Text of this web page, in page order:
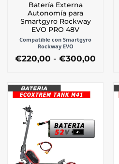
Batería Externa
Autonomía para
Smartgyro Rockway
EVO PRO 48V
Compatible con Smartgyro
Rockway EVO
€220,00 - €300,00
tiene
múltiples
Las
opciones
se
elegir